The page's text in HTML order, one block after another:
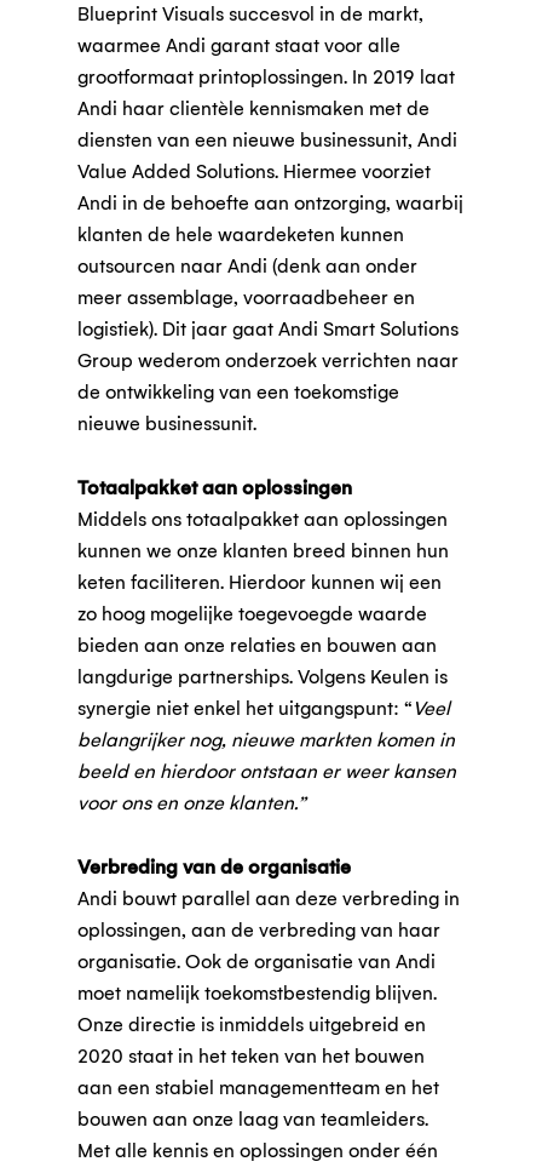
Blueprint Visuals succesvol in de markt,
waarmee Andi garant staat voor alle
grootformaat printoplossingen. In 2019 laat
Andi haar clientèle kennismaken met de
diensten van een nieuwe businessunit, Andi
Value Added Solutions. Hiermee voorziet
Andi in de behoefte aan ontzorging, waarbij
klanten de hele waardeketen kunnen
outsourcen naar Andi (denk aan onder
meer assemblage, voorraadbeheer en
logistiek). Dit jaar gaat Andi Smart Solutions
Group wederom onderzoek verrichten naar
de ontwikkeling van een toekomstige
nieuwe businessunit.
Totaalpakket aan oplossingen
Middels ons totaalpakket aan oplossingen
kunnen we onze klanten breed binnen hun
keten faciliteren. Hierdoor kunnen wij een
zo hoog mogelijke toegevoegde waarde
bieden aan onze relaties en bouwen aan
langdurige partnerships. Volgens Keulen is
synergie niet enkel het uitgangspunt: “ Veel
belangrijker nog, nieuwe markten komen in
beeld en hierdoor ontstaan er weer kansen
voor ons en onze klanten.”
Verbreding van de organisatie
Andi bouwt parallel aan deze verbreding in
oplossingen, aan de verbreding van haar
organisatie. Ook de organisatie van Andi
moet namelijk toekomstbestendig blijven.
Onze directie is inmiddels uitgebreid en
2020 staat in het teken van het bouwen
aan een stabiel managementteam en het
bouwen aan onze laag van teamleiders.
Met alle kennis en oplossingen onder één